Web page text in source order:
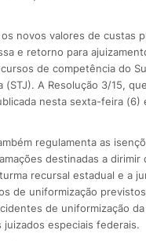
novos valores de custas
e retorno para
de competência do
(STJ). A Resolução 3/15,
nesta sexta-feira (6)
regulamenta as
destinadas a dirimir
recursal estadual e a
de uniformização
de uniformização da
juizados especiais federais.